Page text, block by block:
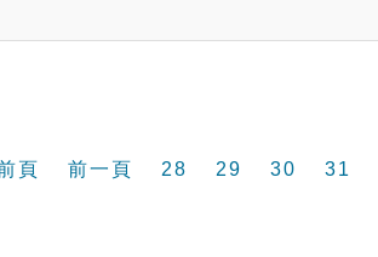
頁 前一頁 28 29 30 31